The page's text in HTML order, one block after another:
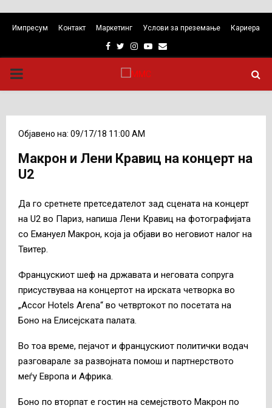
Импресум Контакт Маркетинг Услови за преземање Кариера
Facebook
TwitterInstagram
Youtube
Email
PRIMARY
Објавено на: 09/17/18 11:00 AM
Макрон и Лени Кравиц на концерт на
U2
Да го сретнете претседателот зад сцената на концерт
на U2 во Париз, напиша Лени Кравиц на фотографијата
со Емануел Макрон, која ја објави во неговиот налог на
Твитер.
Францускиот шеф на државата и неговата сопруга
присуствуваа на концертот на ирската четворка во
„Accor Hotels Arena“ во четвртокот по посетата на
Боно на Елисејската палата.
Во тоа време, пејачот и францускиот политички водач
разговарале за развојната помош и партнерството
меѓу Европа и Африка.
Боно по вторпат е гостин на семејството Макрон по